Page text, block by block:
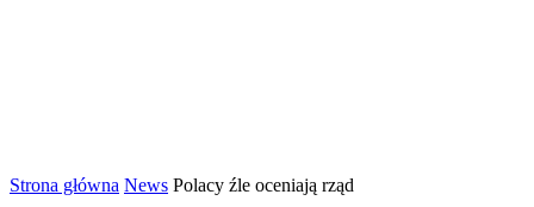
Strona główna News Polacy źle oceniają rząd